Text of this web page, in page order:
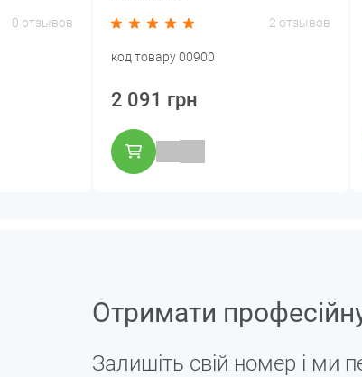
0 отзывов 2 отзывов
код товару 00900
2 091 грн
Отримати
Залишіть свій номер і ми